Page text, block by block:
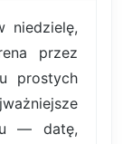
niedzielę,
przez
prostych
— datę,